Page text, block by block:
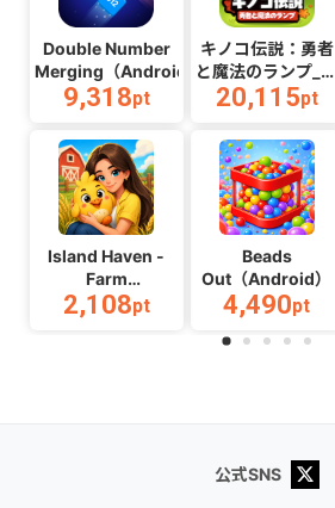
Double Number
Merging（Android）
9,318pt
キノコ伝説：勇者
と魔法のランプ_マ
ルチ
2（Android）
20,115pt
Island Haven -
Farm
Adventure（Android）
2,108pt
Beads
Out（Android）
4,490pt
公式SNS